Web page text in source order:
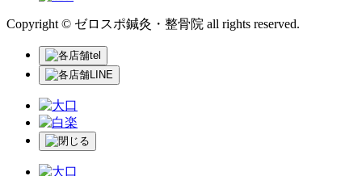
Copyright © ゼロスポ鍼灸・整骨院 all rights reserved.